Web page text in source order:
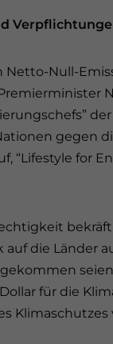
Netto-Null-
gegen
“Lifestyle for
auf die Länder
für die